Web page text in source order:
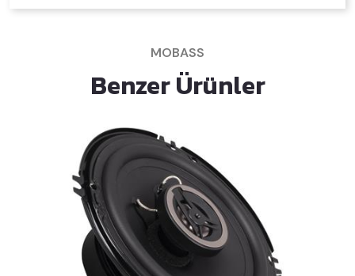
MOBASS
Benzer Ürünler